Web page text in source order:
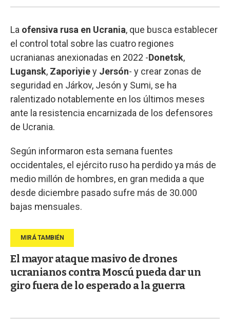
La ofensiva rusa en Ucrania, que busca establecer
el control total sobre las cuatro regiones
ucranianas anexionadas en 2022 -Donetsk,
Lugansk, Zaporiyiey Jersón- y crear zonas de
seguridad en Járkov, Jesón y Sumi, se ha
ralentizado notablemente en los últimos meses
ante la resistencia encarnizada de los defensores
de Ucrania.
Según informaron esta semana fuentes
occidentales, el ejército ruso ha perdido ya más de
medio millón de hombres, en gran medida a que
desde diciembre pasado sufre más de 30.000
bajas mensuales.
El mayor ataque masivo de drones
ucranianos contra Moscú pueda dar un
giro fuera de lo esperado a la guerra